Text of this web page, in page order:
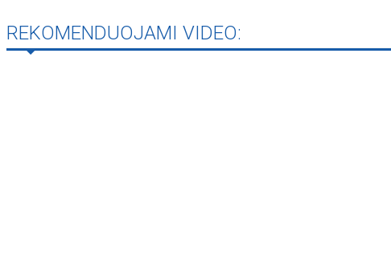
Kviečiame aplankyti parodą
REKOMENDUOJAMI VIDEO: